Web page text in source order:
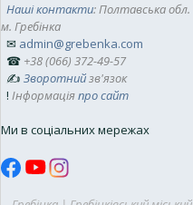
Наші контакти: Полтавська обл.
м. Гребінка
✉ admin@grebenka.com
☎ +38 (066) 372-49-57
✍ Зворотнийзв'язок
! Інформаціяпро сайт
Ми в соціальних мережах